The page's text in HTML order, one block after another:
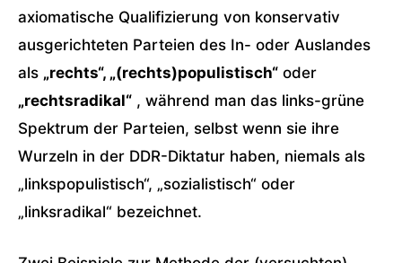
axiomatische Qualifizierung von konservativ
ausgerichteten Parteien des In- oder Auslandes
als „rechts“, „(rechts)populistisch“ oder
„rechtsradikal“ , während man das links-grüne
Spektrum der Parteien, selbst wenn sie ihre
Wurzeln in der DDR-Diktatur haben, niemals als
„linkspopulistisch“, „sozialistisch“ oder
„linksradikal“ bezeichnet.